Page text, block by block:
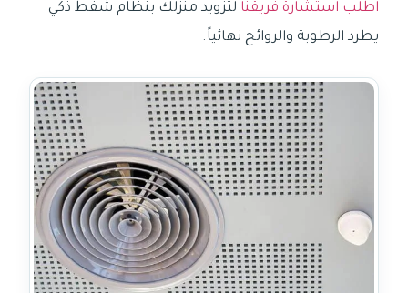
اطلب استشارة فريقنا لتزويد منزلك بنظام شفط ذكي
يطرد الرطوبة والروائح نهائياً.